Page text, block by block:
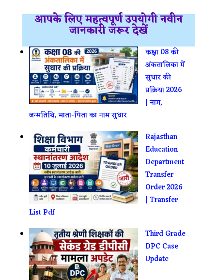
आपके लिए महत्वपूर्ण उपयोगी नवीन
जानकारी जरूर देखें
कक्षा 08 की
अंकतालिका में
सुधार की
प्रक्रिया 2026
| नाम,
जन्मतिथि, माता-पिता का नाम सुधार
Rajasthan
Education
Department
Transfer
Order 2026
| Transfer
List Pdf
Third Grade
DPC Case
Update